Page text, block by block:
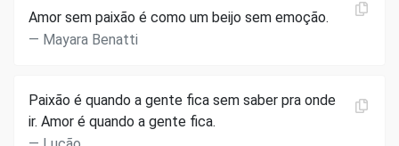
Amor sem paixão é como um beijo sem emoção.
Mayara Benatti
Paixão é quando a gente fica sem saber pra onde
ir. Amor é quando a gente fica.